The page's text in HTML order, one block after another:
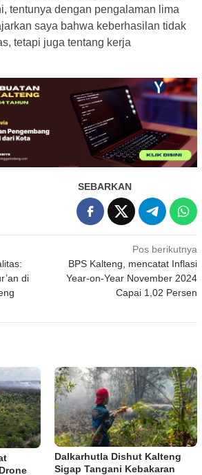
tentunya dengan pengalaman lima
saya bahwa keberhasilan tidak
tetapi juga tentang kerja
SEBARKAN
di
Pos berikutnya
BPS Kalteng, mencatat Inflasi
Year-on-Year November 2024
Capai 1,02 Persen
Dalkarhutla Dishut Kalteng
Sigap Tangani Kebakaran